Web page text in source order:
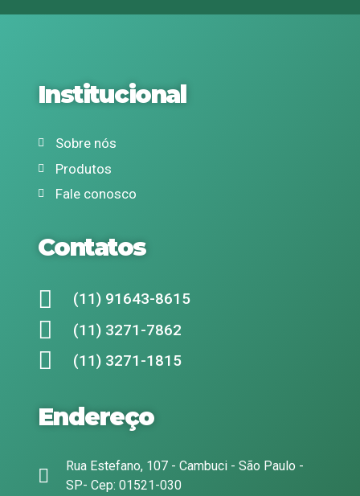
Institucional
Sobre nós
Produtos
Fale conosco
Contatos
(11) 91643-8615
(11) 3271-7862
(11) 3271-1815
Endereço
Rua Estefano, 107 - Cambuci - São Paulo -
SP- Cep: 01521-030